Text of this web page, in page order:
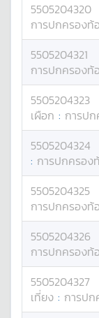
5505204320
การปกครองท้
5505204321
การปกครองท้
5505204323
เผือก : การป
5505204324
: การปกครอง
5505204325
การปกครองท้
5505204326
การปกครองท้
5505204327
เที่ยง : การป